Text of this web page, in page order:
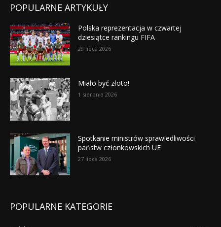
POPULARNE ARTYKUŁY
Polska reprezentacja w czwartej
dziesiątce rankingu FIFA
29 lipca 2026
Miało być złoto!
1 sierpnia 2026
Spotkanie ministrów sprawiedliwości
państw członkowskich UE
27 lipca 2026
POPULARNE KATEGORIE